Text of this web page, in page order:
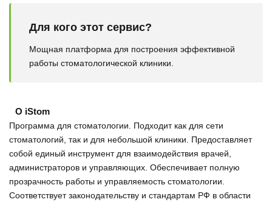
Для кого этот сервис?
Мощная платформа для построения эффективной
работы стоматологической клиники.
О iStom
Программа для стоматологии. Подходит как для сети
стоматологий, так и для небольшой клиники. Предоставляет
собой единый инструмент для взаимодействия врачей,
администраторов и управляющих. Обеспечивает полную
прозрачность работы и управляемость стоматологии.
Соответствует законодательству и стандартам РФ в области